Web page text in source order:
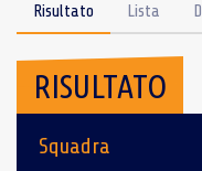
Risultato Lista
RISULTATO
Squadra